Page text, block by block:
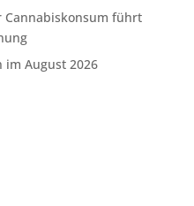
Cannabiskonsum führt
im August 2026